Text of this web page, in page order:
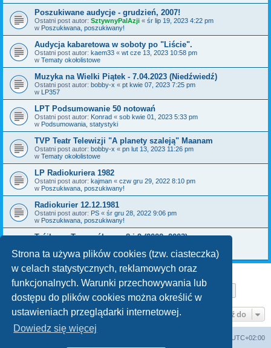
Strona ta używa plików cookies (tzw. ciasteczka)
w celach statystycznych, reklamowych oraz
funkcjonalnych. Warunki przechowywania lub
dostępu do plików cookies można określić w
ustawieniach przeglądarki internetowej.
Dowiedz się więcej
Poszukiwane audycje - grudzień, 2007!
Ostatni post autor: SztywnyPalAzji « śr lip 19, 2023 4:22 pm
w Poszukiwana, poszukiwany!
Audycja kabaretowa w soboty po "Liście".
Ostatni post autor: kaem33 « wt cze 13, 2023 10:58 pm
w Tematy okołolistowe
Muzyka na Wielki Piątek - 7.04.2023 (Niedźwiedź)
Ostatni post autor: bobby-x « pt kwie 07, 2023 7:25 pm
w LP357
LPT Podsumowanie 50 notowań
Ostatni post autor: Konrad « sob kwie 01, 2023 5:33 pm
w Podsumowania, statystyki
TVP Teatr Telewizji "A planety szaleją" Maanam
Ostatni post autor: bobby-x « pn lut 13, 2023 11:26 pm
w Tematy okołolistowe
LP Radiokuriera 1982
Ostatni post autor: kajman « czw gru 29, 2022 8:10 pm
w Poszukiwana, poszukiwany!
Radiokurier 12.12.1981
Ostatni post autor: PS « śr gru 28, 2022 9:06 pm
w Poszukiwana, poszukiwany!
Trójkowy Top ogólny nr 8 i 9 (2002, 2003)
w Poszukiwana, poszukiwany!
Znaleziono 709 wyników Strona 1z 29
3
Przejdź do
UTC+02:00